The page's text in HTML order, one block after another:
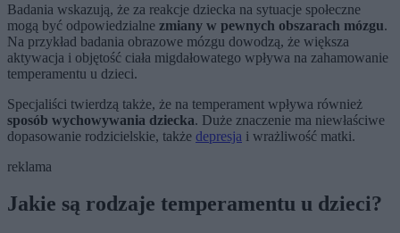
Badania wskazują, że za reakcje dziecka na sytuacje społeczne
mogą być odpowiedzialne zmiany w pewnych obszarach mózgu.
Na przykład badania obrazowe mózgu dowodzą, że większa
aktywacja i objętość ciała migdałowatego wpływa na zahamowanie
temperamentu u dzieci.
Specjaliści twierdzą także, że na temperament wpływa również
sposób wychowywania dziecka. Duże znaczenie ma niewłaściwe
dopasowanie rodzicielskie, także depresja i wrażliwość matki.
reklama
Jakie są rodzaje temperamentu u dzieci?